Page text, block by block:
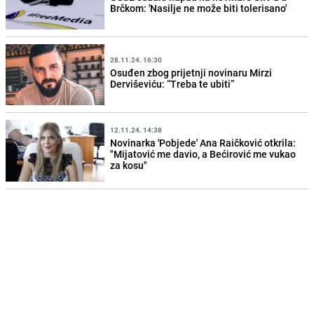
Brčkom: 'Nasilje ne može biti tolerisano'
28.11.24. 16:30
Osuđen zbog prijetnji novinaru Mirzi
Derviševiću: “Treba te ubiti”
12.11.24. 14:38
Novinarka 'Pobjede' Ana Raičković otkrila:
"Mijatović me davio, a Bećirović me vukao
za kosu"